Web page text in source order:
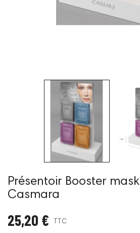
Présentoir Booster mask
Casmara
25,20 € TTC